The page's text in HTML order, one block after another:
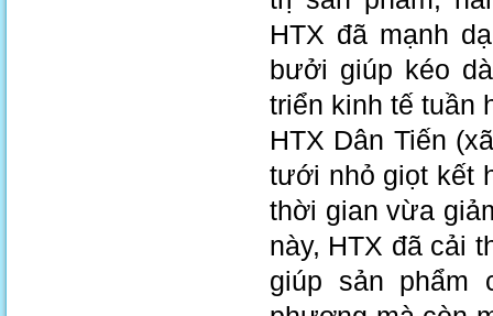
HTX đã mạnh
bưởi giúp kéo
triển kinh tế tuần
HTX Dân Tiến
tưới nhỏ giọt kết
thời gian vừa
này, HTX đã cải
giúp sản phẩm